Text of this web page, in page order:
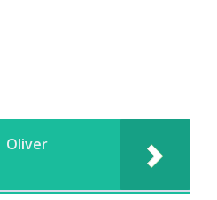
Oliver